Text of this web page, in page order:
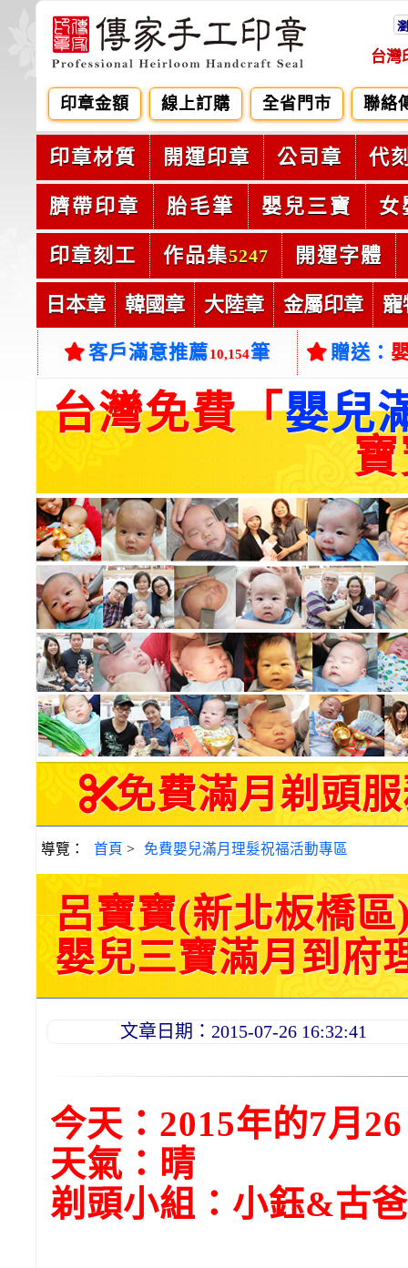
台灣
印章金額 線上訂購 全省門市 聯絡
印章材質 開運印章 公司章 代
臍帶印章 胎毛筆 嬰兒三寶 女
印章刻工 作品集5247 開運字體
日本章 韓國章 大陸章 金屬印章 寵
客戶滿意推薦10,154筆 贈送：
台灣免費「嬰兒
免費滿月剃頭服
導覽： 首頁 > 免費嬰兒滿月理髮祝福活動專區
呂寶寶(新北板橋
嬰兒三寶滿月到府
文章日期：2015-07-26 16:32:41
今天：2015年的7月
天氣：晴
剃頭小組：小鈺&古爸